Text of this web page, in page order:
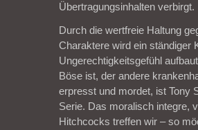
Übertragungsinhalten verbirgt.
Durch die wertfreie Haltung
Charaktere wird ein ständiger
Ungerechtigkeitsgefühl
Böse ist, der andere
erpresst und mordet, ist Tony
Serie. Das moralisch integre,
Hitchcocks treffen wir – so